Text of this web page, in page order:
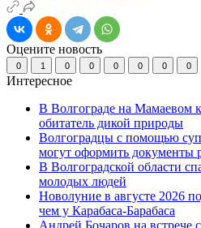
Оцените новость
0 1 0 0 0 0 0 0
Интересное
В Волгограде на Мамаевом
обитатель дикой природы
Волгоградцы с помощью
могут оформить документы
В Волгоградской области
молодых людей
Новолуние в августе 2026
чем у Карабаса-Барабаса
Андрей Бочаров на встрече